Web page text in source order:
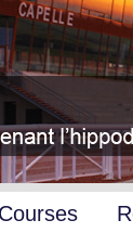
Courses